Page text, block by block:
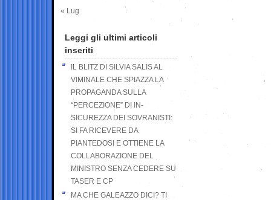
« Lug
Leggi gli ultimi articoli
inseriti
IL BLITZ DI SILVIA SALIS AL
VIMINALE CHE SPIAZZA LA
PROPAGANDA SULLA
“PERCEZIONE” DI IN-
SICUREZZA DEI SOVRANISTI:
SI FA RICEVERE DA
PIANTEDOSI E OTTIENE LA
COLLABORAZIONE DEL
MINISTRO SENZA CEDERE SU
TASER E CP
MA CHE GALEAZZO DICI? TI